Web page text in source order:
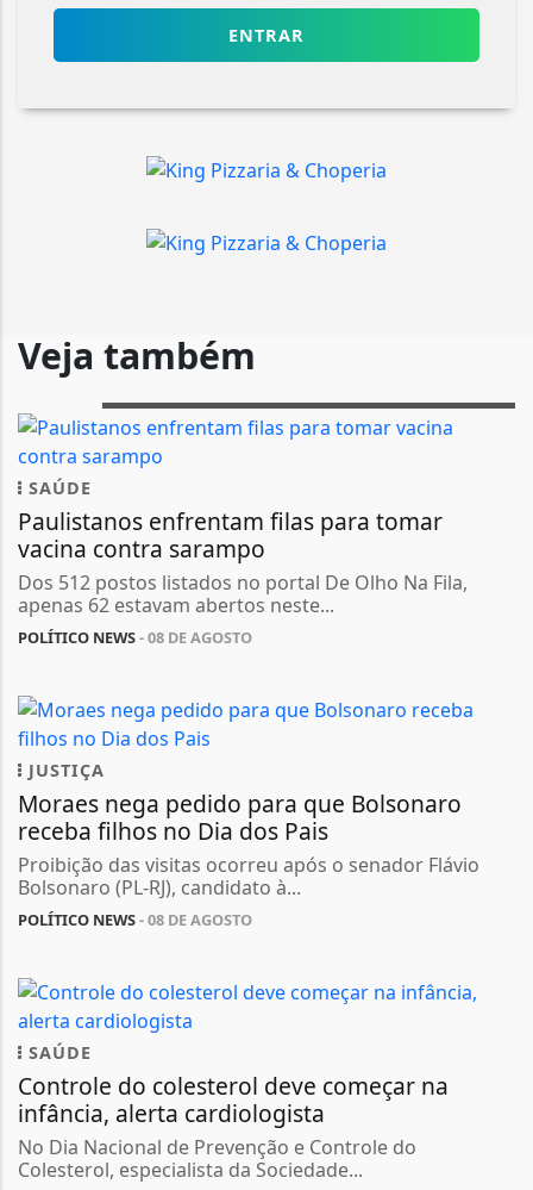
ENTRAR
Veja também
SAÚDE
Paulistanos enfrentam filas para tomar
vacina contra sarampo
Dos 512 postos listados no portal De Olho Na Fila,
apenas 62 estavam abertos neste...
POLÍTICO NEWS- 08 DE AGOSTO
JUSTIÇA
Moraes nega pedido para que Bolsonaro
receba filhos no Dia dos Pais
Proibição das visitas ocorreu após o senador Flávio
Bolsonaro (PL-RJ), candidato à...
POLÍTICO NEWS- 08 DE AGOSTO
SAÚDE
Controle do colesterol deve começar na
infância, alerta cardiologista
No Dia Nacional de Prevenção e Controle do
Colesterol, especialista da Sociedade...